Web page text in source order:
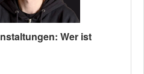
Wer ist